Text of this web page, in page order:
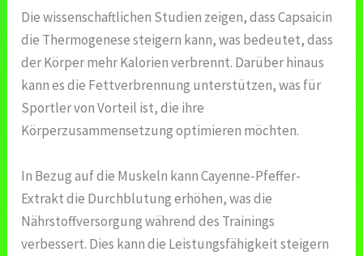
Die wissenschaftlichen Studien zeigen, dass Capsaicin
die Thermogenese steigern kann, was bedeutet, dass
der Körper mehr Kalorien verbrennt. Darüber hinaus
kann es die Fettverbrennung unterstützen, was für
Sportler von Vorteil ist, die ihre
Körperzusammensetzung optimieren möchten.
In Bezug auf die Muskeln kann Cayenne-Pfeffer-
Extrakt die Durchblutung erhöhen, was die
Nährstoffversorgung während des Trainings
verbessert. Dies kann die Leistungsfähigkeit steigern